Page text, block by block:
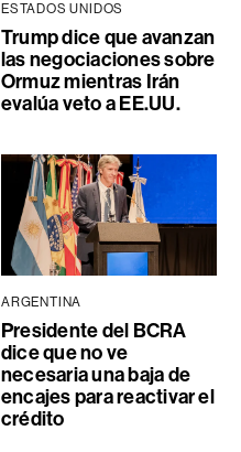
ESTADOS UNIDOS
Trump dice que avanzan
las negociaciones sobre
Ormuz mientras Irán
evalúa veto a EE.UU.
ARGENTINA
Presidente del BCRA
dice que no ve
necesaria una baja de
encajes para reactivar el
crédito